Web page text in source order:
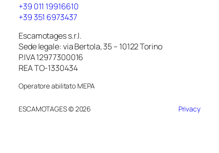
+39 011 19916610
+39 351 6973437
Escamotages s.r.l.
Sede legale: via Bertola, 35 – 10122 Torino
P.IVA 12977300016
REA TO-1330434
Operatore abilitato MEPA
ESCAMOTAGES © 2026 Privacy